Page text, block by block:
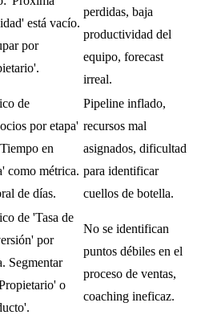
está vacío.
por
perdidas, baja
productividad del
equipo, forecast
irreal.
de
por etapa'
en
como métrica.
de días.
Pipeline inflado,
recursos mal
asignados, dificultad
para identificar
cuellos de botella.
de 'Tasa de
por
Segmentar
o
No se identifican
puntos débiles en el
proceso de ventas,
coaching ineficaz.